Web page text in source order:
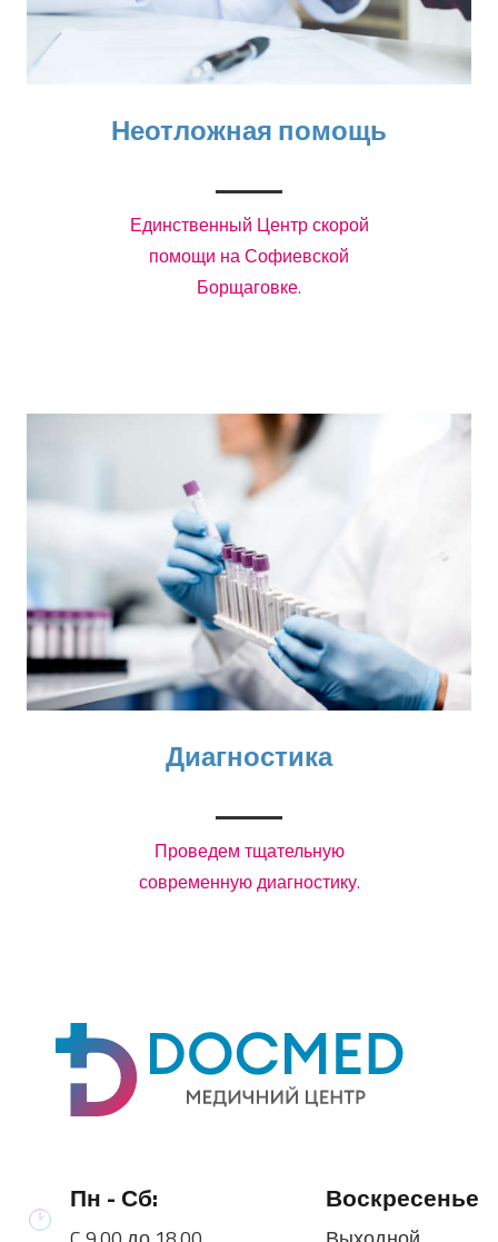
Неотложная помощь
Единственный Центр скорой
помощи на Софиевской
Борщаговке.
Диагностика
Проведем тщательную
современную диагностику.
Пн - Сб: Воскресенье